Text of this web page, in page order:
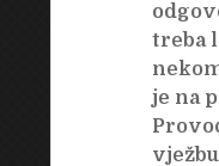
treba
je na